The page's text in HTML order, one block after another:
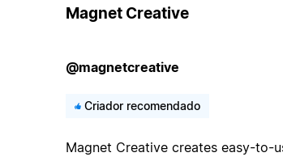
Magnet Creative
@magnetcreative
Criador recomendado
Magnet Creative creates easy-to-